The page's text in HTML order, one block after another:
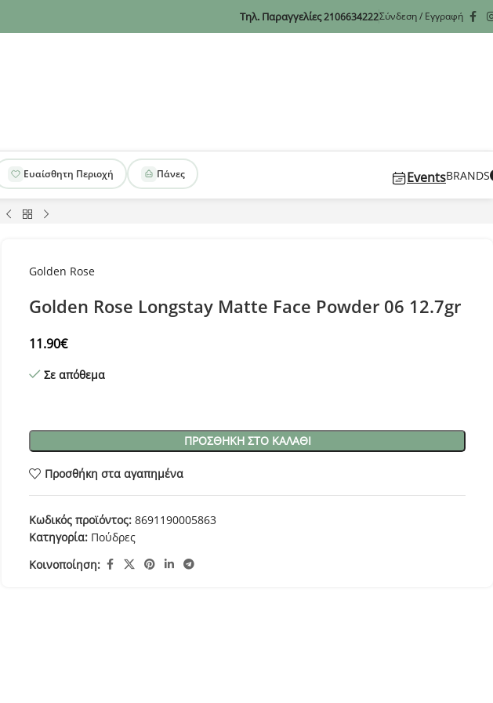
Τηλ. Παραγγελίες2106634222Σύνδεση / Εγγραφή
Ευαίσθητη Περιοχή Πάνες EventsBRANDS
Golden Rose
Golden Rose Longstay Matte Face Powder 06 12.7gr
11.90€
Σε απόθεμα
ΠΡΟΣΘΉΚΗ ΣΤΟ ΚΑΛΆΘΙ
Προσθήκη στα αγαπημένα
Κωδικός προϊόντος: 8691190005863
Κατηγορία: Πούδρες
Κοινοποίηση: